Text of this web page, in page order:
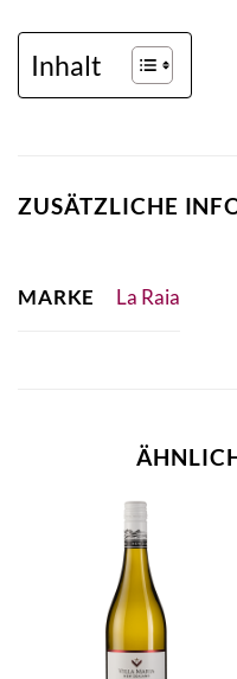
Inhalt
ZUSÄTZLICHE
MARKE La Raia